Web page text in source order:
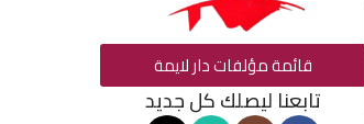
قائمة مؤلفات دار لايمة
تابعنا ليصلك كل جديد